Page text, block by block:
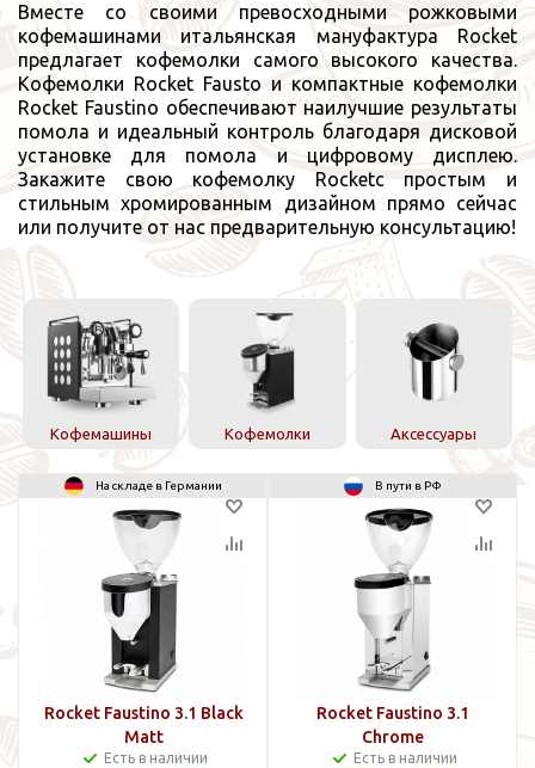
Вместе со своими превосходными рожковыми
кофемашинами итальянская мануфактура Rocket
предлагает кофемолки самого высокого качества.
Кофемолки Rocket Fausto и компактные кофемолки
Rocket Faustino обеспечивают наилучшие результаты
помола и идеальный контроль благодаря дисковой
установке для помола и цифровому дисплею.
Закажите свою кофемолку Rocketс простым и
стильным хромированным дизайном прямо сейчас
или получите от нас предварительную консультацию!
Кофемашины Кофемолки Аксессуары
На складе в Германии
Rocket Faustino 3.1 Black
Matt
Есть в наличии
В пути в РФ
Rocket Faustino 3.1
Chrome
Есть в наличии